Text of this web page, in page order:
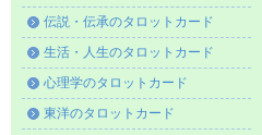
伝説・伝承のタロットカード
生活・人生のタロットカード
心理学のタロットカード
東洋のタロットカード